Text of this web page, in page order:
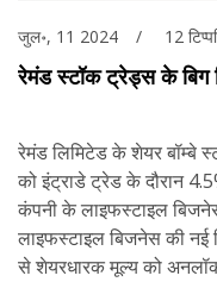
जुल॰, 11 2024 12
रेमंड स्टॉक ट्रेड्स के बिग
रेमंड लिमिटेड के शेयर बॉम्बे
को इंट्राडे ट्रेड के दौरान
कंपनी के लाइफस्टाइल
लाइफस्टाइल बिजनेस की नई
से शेयरधारक मूल्य को